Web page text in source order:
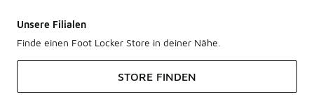
Unsere Filialen
Finde einen Foot Locker Store in deiner Nähe.
STORE FINDEN